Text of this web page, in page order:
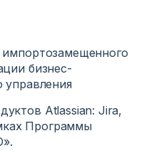
бизнес-
управления
Atlassian: Jira,
Программы